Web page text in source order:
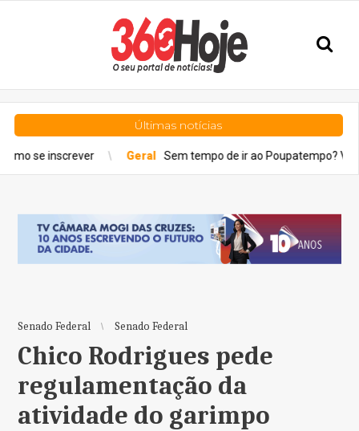
Últimas notícias
Geral Sem tempo de ir ao Poupatempo? Veja estações
Senado Federal Senado Federal
Chico Rodrigues pede
regulamentação da
atividade do garimpo